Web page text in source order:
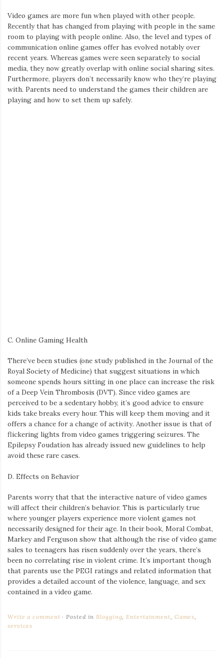
Video games are more fun when played with other people.
Recently that has changed from playing with people in the same
room to playing with people online. Also, the level and types of
communication online games offer has evolved notably over
recent years. Whereas games were seen separately to social
media, they now greatly overlap with online social sharing sites.
Furthermore, players don’t necessarily know who they’re playing
with. Parents need to understand the games their children are
playing and how to set them up safely.
C. Online Gaming Health
There’ve been studies (one study published in the Journal of the
Royal Society of Medicine) that suggest situations in which
someone spends hours sitting in one place can increase the risk
of a Deep Vein Thrombosis (DVT). Since video games are
perceived to be a sedentary hobby, it’s good advice to ensure
kids take breaks every hour. This will keep them moving and it
offers a chance for a change of activity. Another issue is that of
flickering lights from video games triggering seizures. The
Epilepsy Foudation has already issued new guidelines to help
avoid these rare cases.
D. Effects on Behavior
Parents worry that that the interactive nature of video games
will affect their children’s behavior. This is particularly true
where younger players experience more violent games not
necessarily designed for their age. In their book, Moral Combat,
Markey and Ferguson show that although the rise of video game
sales to teenagers has risen suddenly over the years, there’s
been no correlating rise in violent crime. It’s important though
that parents use the PEGI ratings and related information that
provides a detailed account of the violence, language, and sex
contained in a video game.
Write a comment Posted in Blogging Entertainment Games
services